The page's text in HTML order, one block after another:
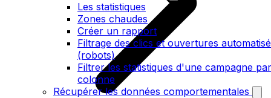
Les statistiques
Zones chaudes
Créer un rapport
Filtrage des clics et ouvertures
(robots)
Filtrer les statistiques d'une campagne par
colonne
Récupérer les données comportementales